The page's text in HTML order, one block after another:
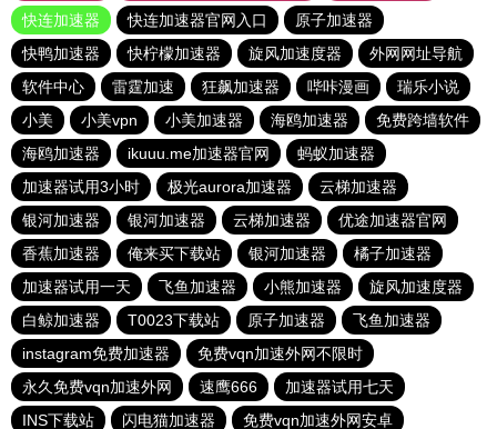
快连加速器
快连加速器官网入口
原子加速器
快鸭加速器
快柠檬加速器 旋风加速度器
外网网址导航
软件中心
雷霆加速 狂飙加速器 哔咔漫画
瑞乐小说
小美
小美vpn 小美加速器 海鸥加速器
免费跨墙软件
海鸥加速器
ikuuu.me加速器官网
蚂蚁加速器
加速器试用3小时
极光aurora加速器
云梯加速器
银河加速器
银河加速器 云梯加速器
优途加速器官网
香蕉加速器
俺来买下载站 银河加速器
橘子加速器
加速器试用一天
飞鱼加速器 小熊加速器
旋风加速度器
白鲸加速器
T0023下载站 原子加速器
飞鱼加速器
instagram免费加速器
免费vqn加速外网不限时
永久免费vqn加速外网
速鹰666
加速器试用七天
INS下载站
闪电猫加速器 免费vqn加速外网安卓